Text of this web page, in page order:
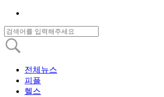
전체뉴스
피플
헬스